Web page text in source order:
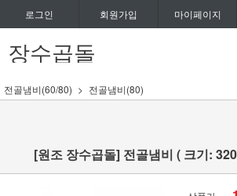
로그인 회원가입 마이페이지
장수곱돌
전골냄비(60/80) 전골냄비(80)
[원조 장수곱돌] 전골냄비 ( 크기: